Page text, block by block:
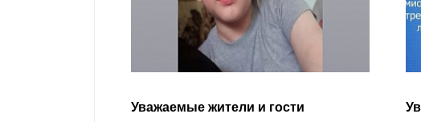
Уважаемые земляки и все